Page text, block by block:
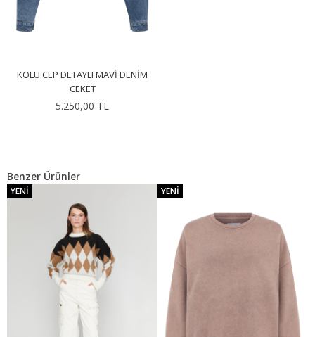
KOLU CEP DETAYLI MAVI DENIM
CEKET
5.250,00 TL
Benzer Ürünler
YENI YENI